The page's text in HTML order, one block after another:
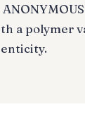
a polymer